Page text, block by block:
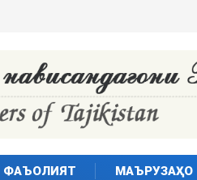
ФАЪОЛИЯТ МАЪРУЗАҲО